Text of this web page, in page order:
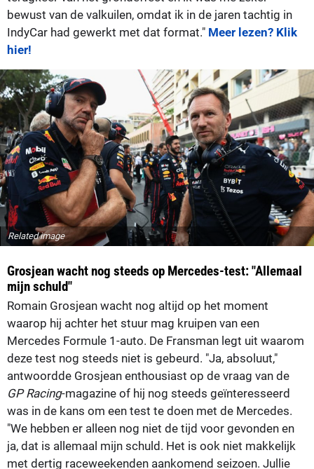
bewust van de valkuilen, omdat ik in de jaren tachtig in
IndyCar had gewerkt met dat format." Meer lezen? Klik
hier!
Related image
Grosjean wacht nog steeds op Mercedes-test: "Allemaal
mijn schuld"
Romain Grosjean wacht nog altijd op het moment
waarop hij achter het stuur mag kruipen van een
Mercedes Formule 1-auto. De Fransman legt uit waarom
deze test nog steeds niet is gebeurd. "Ja, absoluut,"
antwoordde Grosjean enthousiast op de vraag van de
GP Racing-magazine of hij nog steeds geïnteresseerd
was in de kans om een test te doen met de Mercedes.
"We hebben er alleen nog niet de tijd voor gevonden en
ja, dat is allemaal mijn schuld. Het is ook niet makkelijk
met dertig raceweekenden aankomend seizoen. Jullie